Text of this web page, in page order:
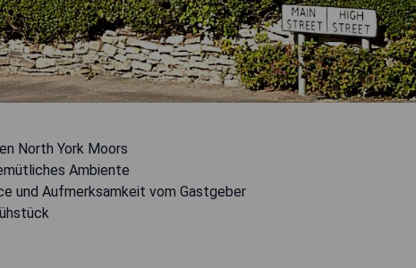
North York Moors
Ambiente
und Aufmerksamkeit vom Gastgeber